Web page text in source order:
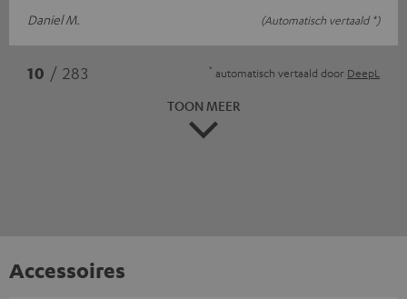
Daniel M.
(Automatisch vertaald *)
10 / 283 * automatisch vertaald door DeepL
TOON MEER
Accessoires